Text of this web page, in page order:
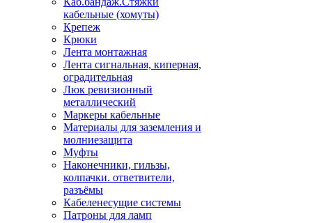
кабельные (хомуты)
Крепеж
Крюки
Лента монтажная
Лента сигнальная, киперная,
оградительная
Люк ревизионный
металлический
Маркеры кабельные
Материалы для заземления и
молниезащита
Муфты
Наконечники, гильзы,
колпачки. ответвители,
разъёмы
Кабеленесущие системы
Патроны для ламп